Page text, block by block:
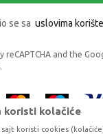
se sa uslovima
reCAPTCHA and the
koristi kolačiće
koristi cookies